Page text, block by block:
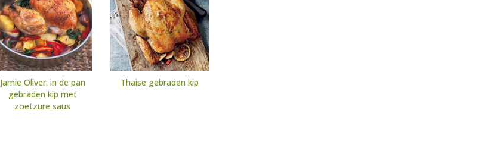
Jamie Oliver: in de pan
gebraden kip met
zoetzure saus
Thaise gebraden kip